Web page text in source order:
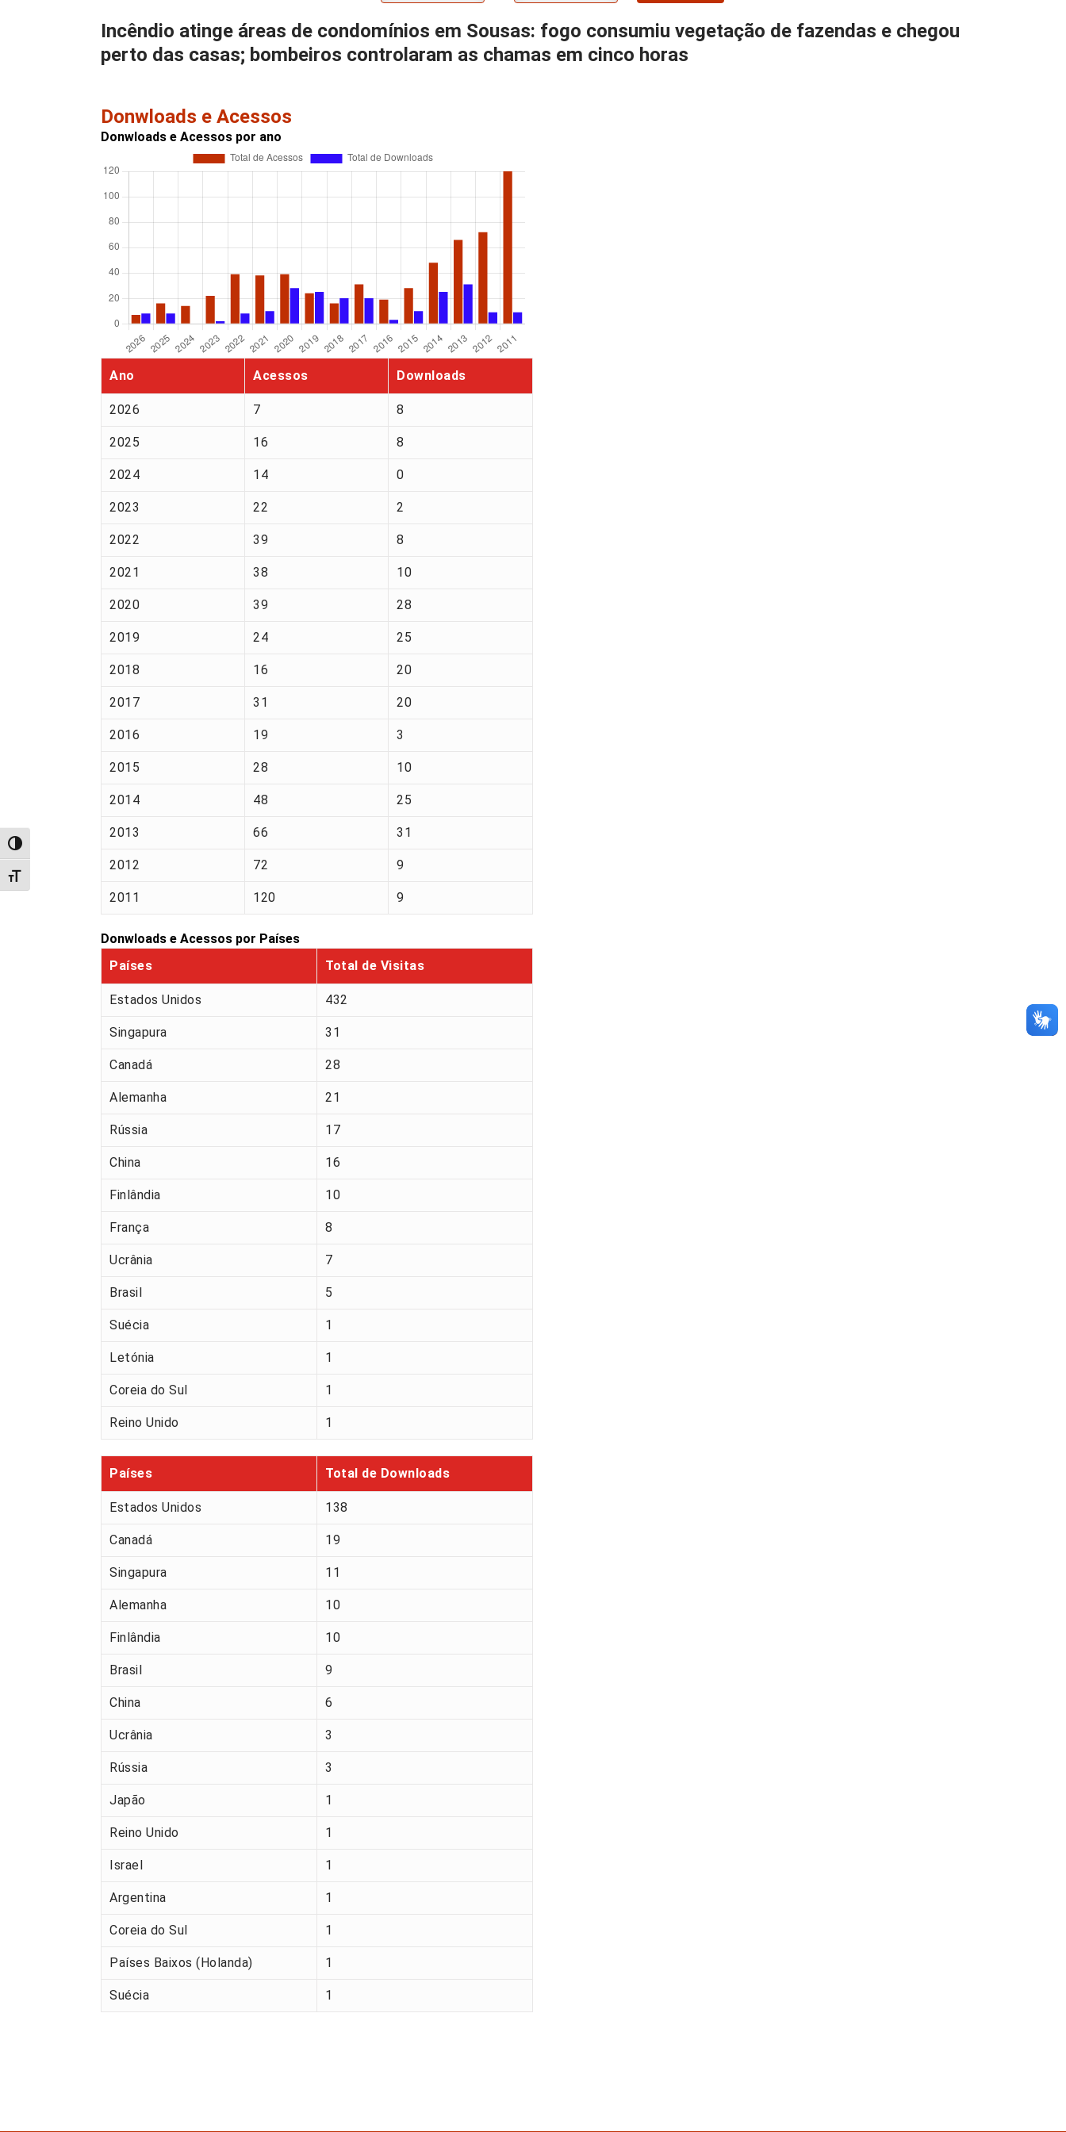
Alternar alto contraste
Alternar tamanho da fonte
Incêndio atinge áreas de condomínios em Sousas: fogo consumiu vegetação de fazendas e chegou
perto das casas; bombeiros controlaram as chamas em cinco horas
Donwloads e Acessos
Donwloads e Acessos por ano
Ano Acessos Downloads
2026 7 8
2025 16 8
2024 14 0
2023 22 2
2022 39 8
2021 38 10
2020 39 28
2019 24 25
2018 16 20
2017 31 20
2016 19 3
2015 28 10
2014 48 25
2013 66 31
2012 72 9
2011 120 9
Donwloads e Acessos por Países
Países
Total de Visitas
Estados Unidos 432
Singapura 31
Canadá 28
Alemanha 21
Rússia 17
China 16
Finlândia 10
França 8
Ucrânia 7
Brasil 5
Suécia 1
Letónia 1
Coreia do Sul 1
Reino Unido 1
Países Total de Downloads
Estados Unidos 138
Canadá 19
Singapura 11
Alemanha 10
Finlândia 10
Brasil 9
China 6
Ucrânia 3
Rússia 3
Japão 1
Reino Unido 1
Israel 1
Argentina 1
Coreia do Sul 1
Países Baixos (Holanda) 1
Suécia 1